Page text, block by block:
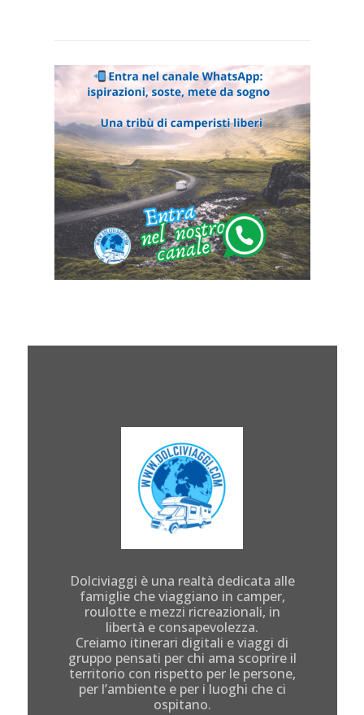
Dolciviaggi è una realtà dedicata alle
famiglie che viaggiano in camper,
roulotte e mezzi ricreazionali, in
libertà e consapevolezza.
Creiamo itinerari digitali e viaggi di
gruppo pensati per chi ama scoprire il
territorio con rispetto per le persone,
per l’ambiente e per i luoghi che ci
ospitano.